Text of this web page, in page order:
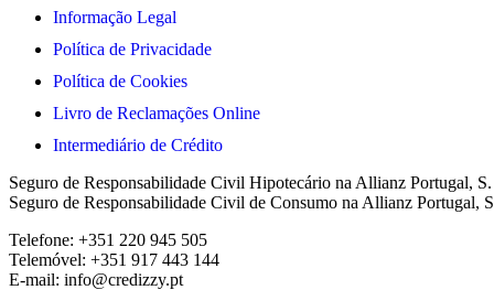
Informação Legal
Política de Privacidade
Política de Cookies
Livro de Reclamações Online
Intermediário de Crédito
Seguro de Responsabilidade Civil Hipotecário na Allianz Portugal,
Seguro de Responsabilidade Civil de Consumo na Allianz Portugal,
Telefone: +351 220 945 505
Telemóvel: +351 917 443 144
E-mail: info@credizzy.pt